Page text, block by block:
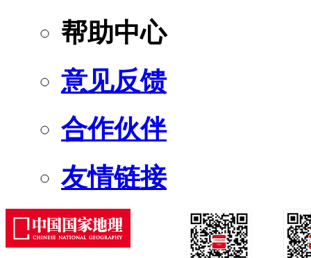
帮助中心
意见反馈
合作伙伴
友情链接